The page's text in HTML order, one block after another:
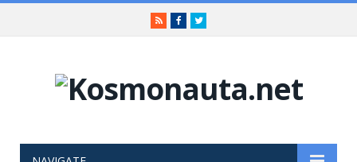
RSSFacebookTwitter